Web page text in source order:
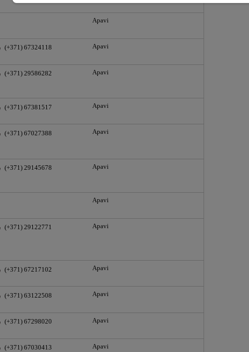
Apavi
(+371) 67324118 Apavi
(+371) 29586282 Apavi
(+371) 67381517 Apavi
(+371) 67027388 Apavi
(+371) 29145678 Apavi
Apavi
(+371) 29122771 Apavi
(+371) 67217102 Apavi
(+371) 63122508 Apavi
(+371) 67298020 Apavi
(+371) 67030413 Apavi